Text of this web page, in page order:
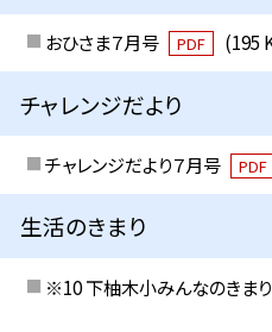
おひさま７月号 PDF (195
チャレンジだより
チャレンジだより７月号 PDF
生活のきまり
※10 下柚木小みんなのきまり